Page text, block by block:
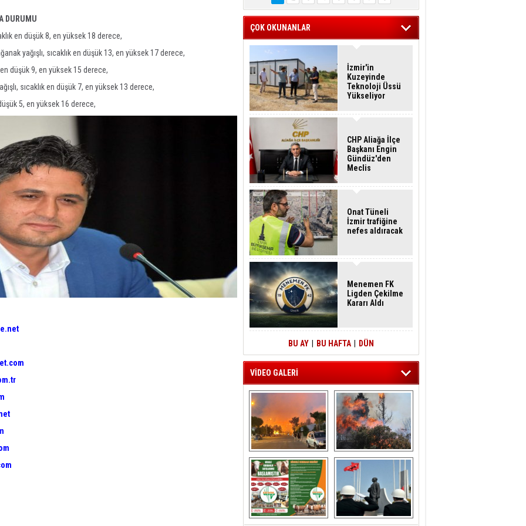
DURUMU
en düşük 8, en yüksek 18 derece,
yağışlı, sıcaklık en düşük 13, en yüksek 17 derece,
düşük 9, en yüksek 15 derece,
sıcaklık en düşük 7, en yüksek 13 derece,
5, en yüksek 16 derece,
ÇOK OKUNANLAR
İzmir'in
Kuzeyinde
Teknoloji Üssü
Yükseliyor
CHP Aliağa İlçe
Başkanı Engin
Gündüz'den
Meclis
Çağrısı
Onat Tüneli
İzmir trafiğine
nefes aldıracak
Menemen FK
Ligden Çekilme
Kararı Aldı
BU AY BU HAFTA DÜN
VİDEO GALERİ
Aliağa ‘da  otluk
alanda çıkan
yangın evlere
sıçramadan
söndürüldü
Aliağa'nın Ciğerleri
ÖNAL TARIM
Aliağa'da Polis